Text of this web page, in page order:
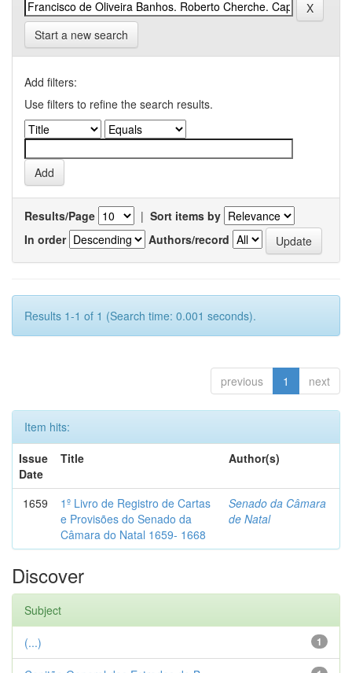
Start a new search
Add filters:
Use filters to refine the search results.
Results/Page | Sort items by
In order
Authors/record
Results 1-1 of 1 (Search time: 0.001 seconds).
previous 1 next
Item hits:
Issue
Date
Title Author(s)
1659
1º Livro de Registro de Cartas
e Provisões do Senado da
Câmara do Natal 1659- 1668
Senado da Câmara
de Natal
Discover
Subject
1
(...)